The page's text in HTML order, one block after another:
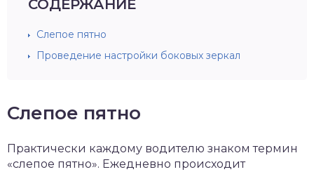
СОДЕРЖАНИЕ
Слепое пятно
Проведение настройки боковых зеркал
Слепое пятно
Практически каждому водителю знаком термин
«слепое пятно». Ежедневно происходит